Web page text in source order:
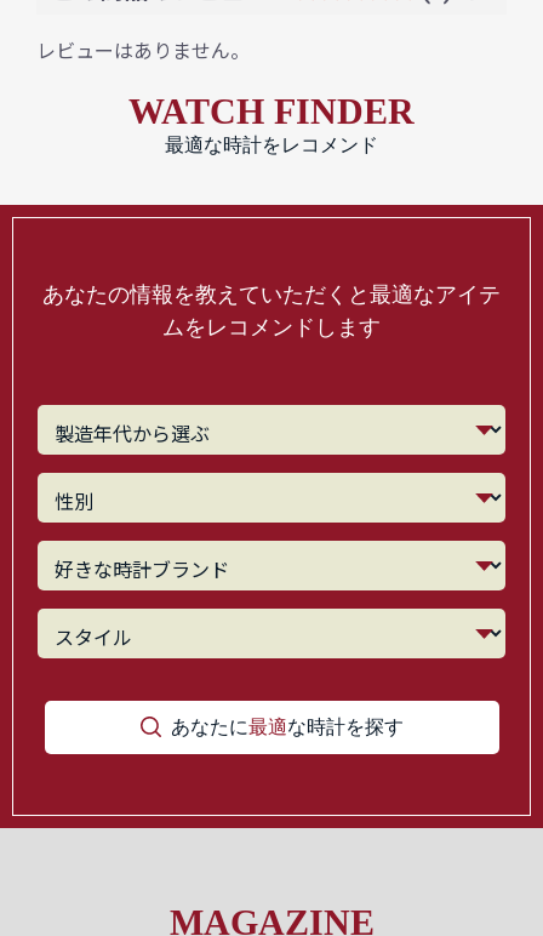
レビューはありません。
WATCH FINDER
最適な時計をレコメンド
あなたの情報を教えていただくと最適なアイテ
ムをレコメンドします
あなたに最適な時計を探す
MAGAZINE